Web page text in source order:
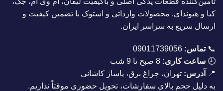
کیا و هیوندای. محصولات وارداتی و استوک با تضمین کیفیت و
ارسال سریع به سراسر ایران.
📞تماس: 09011739056
🕗 ساعت کاری:
📍
آدرس: تهران، چراغ برق، پاساژ کاشانی
به دلیل حجم بالای سفارشات، تحویل حضوری موقتاً نداریم.